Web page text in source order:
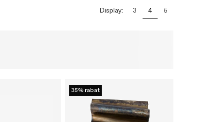
Display: 3 4 5
35% rabat